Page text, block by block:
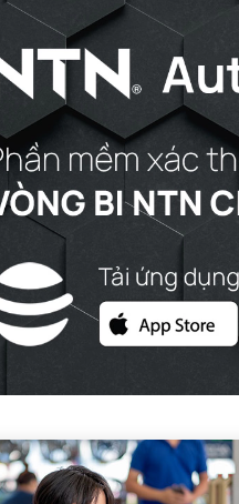
TRỐNG NTN
TRỐNG CHẶN
TRỤ NTN
NTN
TRỤC NTN
TRỤ ĐẨY NTN
NTN
NTN